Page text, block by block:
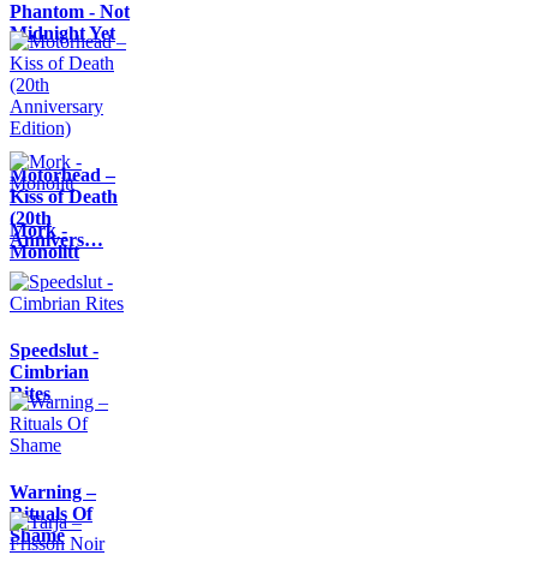
Phantom - Not
Midnight Yet
Motörhead –
Kiss of Death
(20th
Annivers…
Mork -
Monolitt
Speedslut -
Cimbrian
Rites
Warning –
Rituals Of
Shame